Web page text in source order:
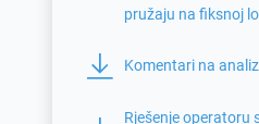
pružaju na fiksnoj
Komentari na
Rješenje operatoru